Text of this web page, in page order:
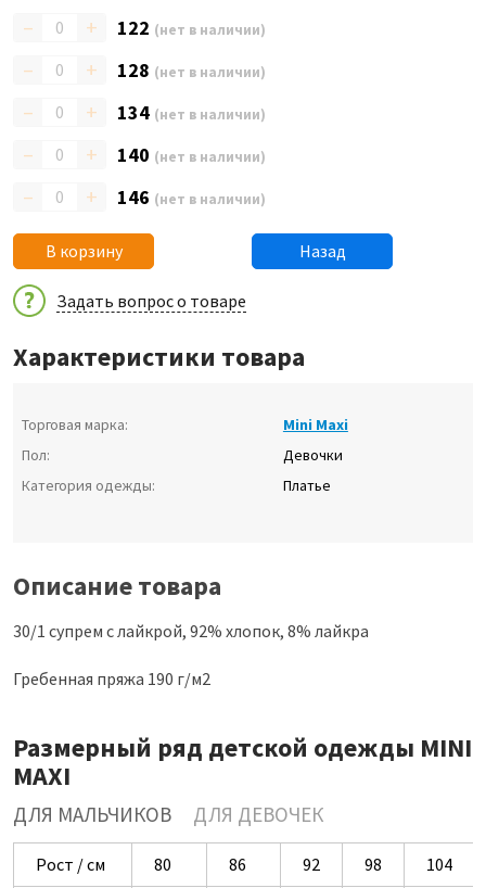
– + 122 (нет в наличии)
– + 128 (нет в наличии)
– + 134 (нет в наличии)
– + 140 (нет в наличии)
– + 146 (нет в наличии)
В корзину Назад
Задать вопрос о товаре
Характеристики товара
Торговая марка:
Mini Maxi
Пол:
Девочки
Категория одежды:
Платье
Описание товара
30/1 супрем с лайкрой, 92% хлопок, 8% лайкра
Гребенная пряжа 190 г/м2
Размерный ряд детской одежды MINI
MAXI
ДЛЯ МАЛЬЧИКОВ ДЛЯ ДЕВОЧЕК
Рост / см 80 86 92 98
104